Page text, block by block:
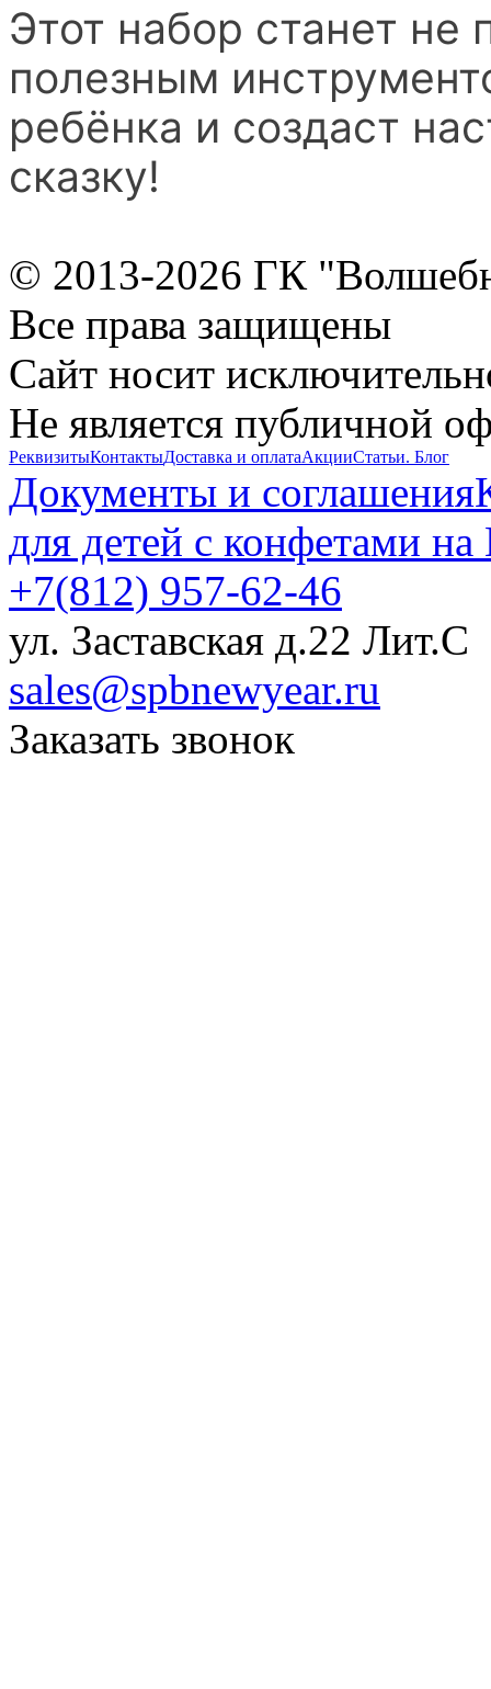
Этот набор станет не
полезным
ребёнка и создаст
сказку!
© 2013-2026 ГК
Все права защищены
Сайт носит
Не является публичной
РеквизитыКонтактыДоставка и оплатаАкцииСтатьи. Блог
Документы и соглашения
для детей с конфетами
+7(812) 957-62-46
ул. Заставская д.22 Лит.С
sales@spbnewyear.ru
Заказать звонок